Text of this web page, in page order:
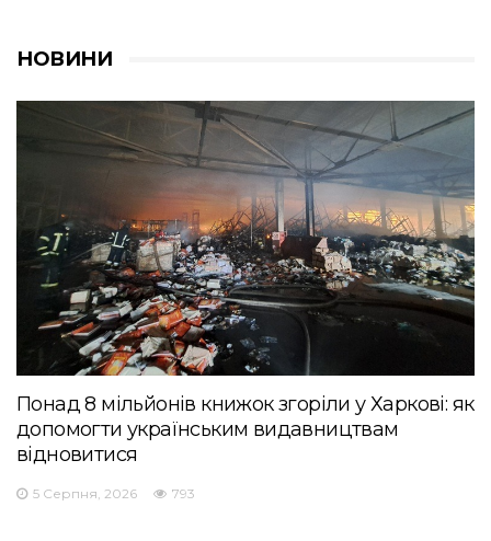
НОВИНИ
Понад 8 мільйонів книжок згоріли у Харкові: як
допомогти українським видавництвам
відновитися
5 Серпня, 2026 793